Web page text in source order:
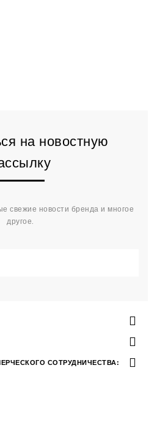
на новостную
свежие новости бренда и многое
другое.
СОТРУДНИЧЕСТВА: